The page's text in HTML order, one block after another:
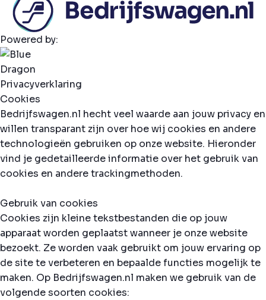
Powered by:
Privacyverklaring
Cookies
Bedrijfswagen.nl hecht veel waarde aan jouw privacy en
willen transparant zijn over hoe wij cookies en andere
technologieën gebruiken op onze website. Hieronder
vind je gedetailleerde informatie over het gebruik van
cookies en andere trackingmethoden.
Gebruik van cookies
Cookies zijn kleine tekstbestanden die op jouw
apparaat worden geplaatst wanneer je onze website
bezoekt. Ze worden vaak gebruikt om jouw ervaring op
de site te verbeteren en bepaalde functies mogelijk te
maken. Op Bedrijfswagen.nl maken we gebruik van de
volgende soorten cookies: